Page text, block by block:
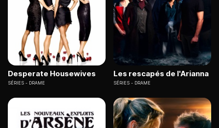
Desperate Housewives
SÉRIES DRAME
Les rescapés de l'Arianna
SÉRIES DRAME